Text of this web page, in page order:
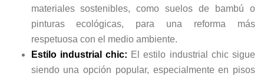
materiales sostenibles, como suelos de bambú o
pinturas ecológicas, para una reforma más
respetuosa con el medio ambiente.
Estilo industrial chic: El estilo industrial chic sigue
siendo una opción popular, especialmente en pisos